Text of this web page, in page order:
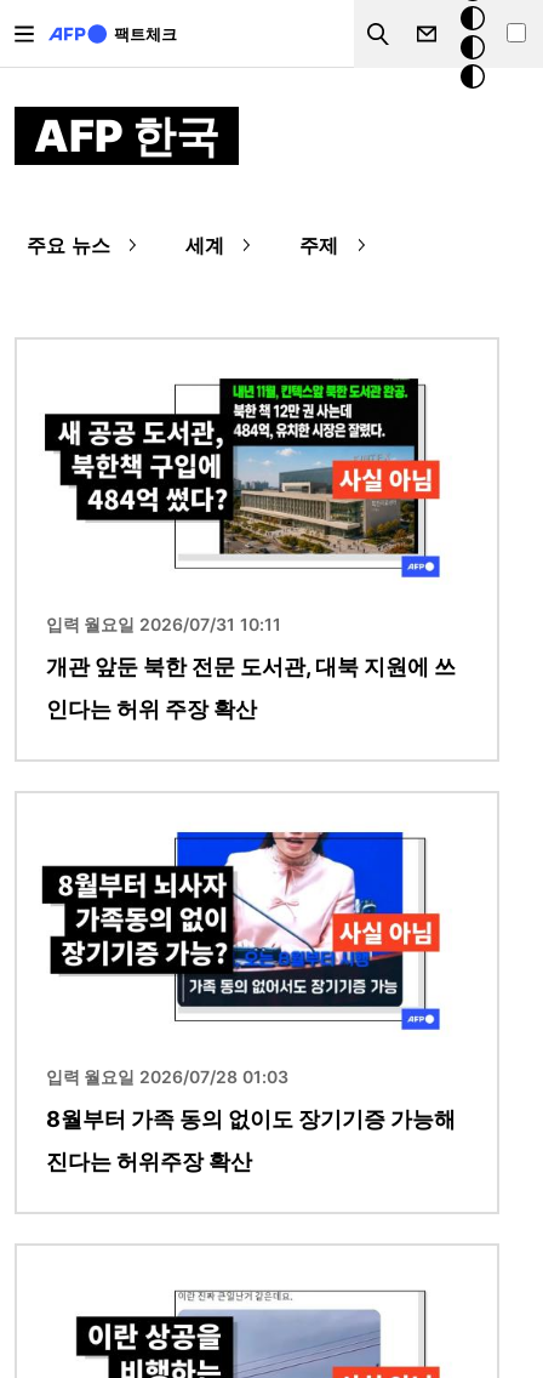
팩트체크
Search
크
모
드
AFP 한국
주요 뉴스 세계 주제
입력 월요일 2026/07/31 10:11
개관 앞둔 북한 전문 도서관, 대북 지원에 쓰
인다는 허위 주장 확산
입력 월요일 2026/07/28 01:03
8월부터 가족 동의 없이도 장기기증 가능해
진다는 허위주장 확산